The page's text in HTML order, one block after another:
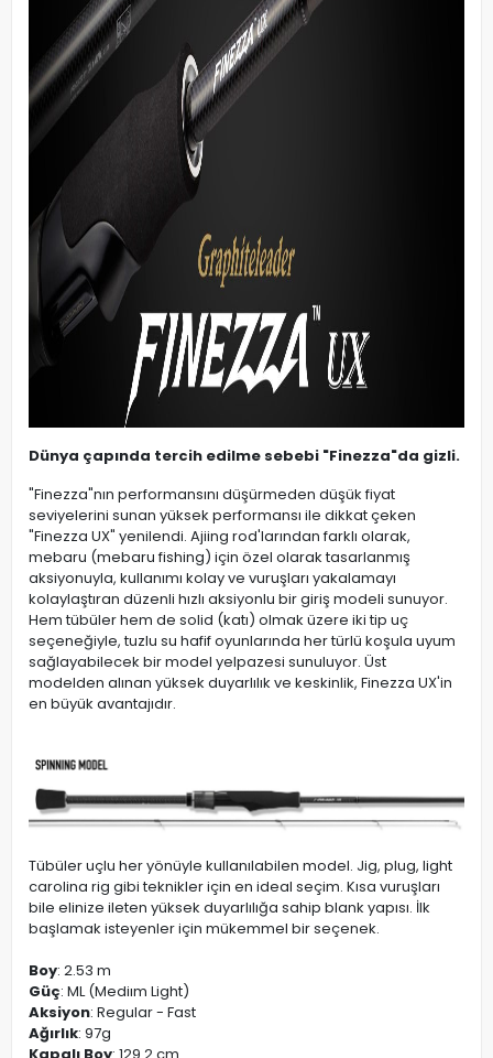
Dünya çapında tercih edilme sebebi "Finezza"da gizli.
"Finezza"nın performansını düşürmeden düşük fiyat
seviyelerini sunan yüksek performansı ile dikkat çeken
"Finezza UX" yenilendi. Ajiing rod'larından farklı olarak,
mebaru (mebaru fishing) için özel olarak tasarlanmış
aksiyonuyla, kullanımı kolay ve vuruşları yakalamayı
kolaylaştıran düzenli hızlı aksiyonlu bir giriş modeli sunuyor.
Hem tübüler hem de solid (katı) olmak üzere iki tip uç
seçeneğiyle, tuzlu su hafif oyunlarında her türlü koşula uyum
sağlayabilecek bir model yelpazesi sunuluyor. Üst
modelden alınan yüksek duyarlılık ve keskinlik, Finezza UX'in
en büyük avantajıdır.
Tübüler uçlu her yönüyle kullanılabilen model. Jig, plug, light
carolina rig gibi teknikler için en ideal seçim. Kısa vuruşları
bile elinize ileten yüksek duyarlılığa sahip blank yapısı. İlk
başlamak isteyenler için mükemmel bir seçenek.
Boy: 2.53 m
Güç: ML (Mediım Light)
Aksiyon: Regular - Fast
Ağırlık: 97g